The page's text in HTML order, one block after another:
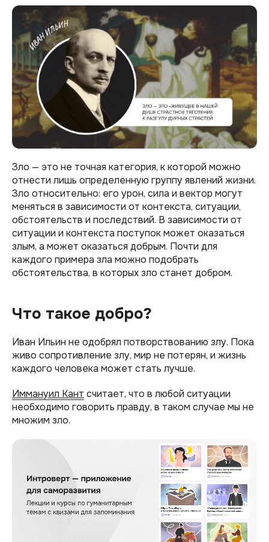
Зло — это не точная категория, к которой можно
отнести лишь определенную группу явлений жизни.
Зло относительно: его урон, сила и вектор могут
меняться в зависимости от контекста, ситуации,
обстоятельств и последствий. В зависимости от
ситуации и контекста поступок может оказаться
злым, а может оказаться добрым. Почти для
каждого примера зла можно подобрать
обстоятельства, в которых зло станет добром.
Что такое добро?
Иван Ильин не одобрял потворствованию злу. Пока
живо сопротивление злу, мир не потерян, и жизнь
каждого человека может стать лучше.
Иммануил Кант считает, что в любой ситуации
необходимо говорить правду, в таком случае мы не
множим зло.